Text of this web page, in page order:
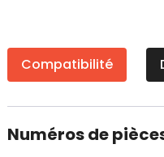
Compatibilité
Numéros de